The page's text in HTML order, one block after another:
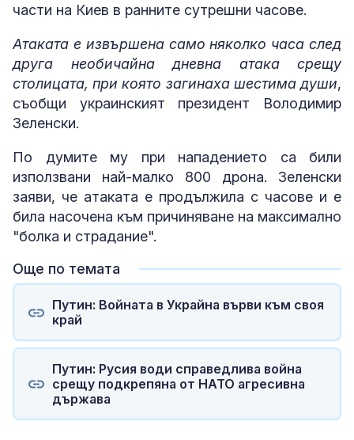
части на Киев в ранните сутрешни часове.
Атаката е извършена само няколко часа след
друга необичайна дневна атака срещу
столицата, при която загинаха шестима души,
съобщи украинският президент Володимир
Зеленски.
По думите му при нападението са били
използвани най-малко 800 дрона. Зеленски
заяви, че атаката е продължила с часове и е
била насочена към причиняване на максимално
"болка и страдание".
Още по темата
Путин: Войната в Украйна върви към своя
край
Путин: Русия води справедлива война
срещу подкрепяна от НАТО агресивна
държава